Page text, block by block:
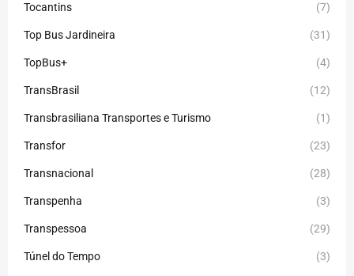
Tocantins (7)
Top Bus Jardineira (31)
TopBus+ (4)
TransBrasil (12)
Transbrasiliana Transportes e Turismo (1)
Transfor (23)
Transnacional (28)
Transpenha (3)
Transpessoa (29)
Túnel do Tempo (3)